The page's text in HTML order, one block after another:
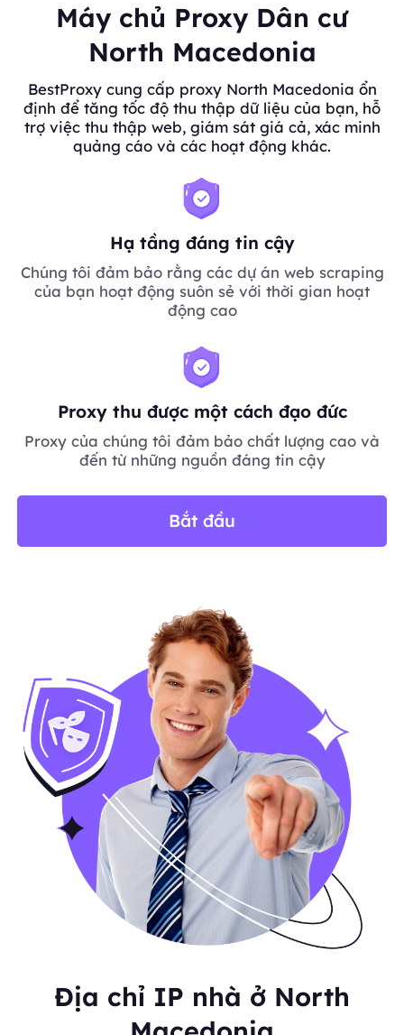
Máy chủ Proxy Dân cư
North Macedonia
BestProxy cung cấp proxy North Macedonia ổn
định để tăng tốc độ thu thập dữ liệu của bạn, hỗ
trợ việc thu thập web, giám sát giá cả, xác minh
quảng cáo và các hoạt động khác.
Hạ tầng đáng tin cậy
Chúng tôi đảm bảo rằng các dự án web scraping
của bạn hoạt động suôn sẻ với thời gian hoạt
động cao
Proxy thu được một cách đạo đức
Proxy của chúng tôi đảm bảo chất lượng cao và
đến từ những nguồn đáng tin cậy
Bắt đầu
Địa chỉ IP nhà ở North